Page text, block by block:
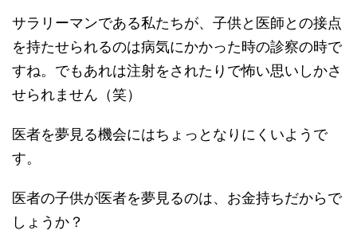
サラリーマンである私たちが、子供と医師との接点
を持たせられるのは病気にかかった時の診察の時で
すね。でもあれは注射をされたりで怖い思いしかさ
せられません（笑）
医者を夢見る機会にはちょっとなりにくいようで
す。
医者の子供が医者を夢見るのは、お金持ちだからで
しょうか？